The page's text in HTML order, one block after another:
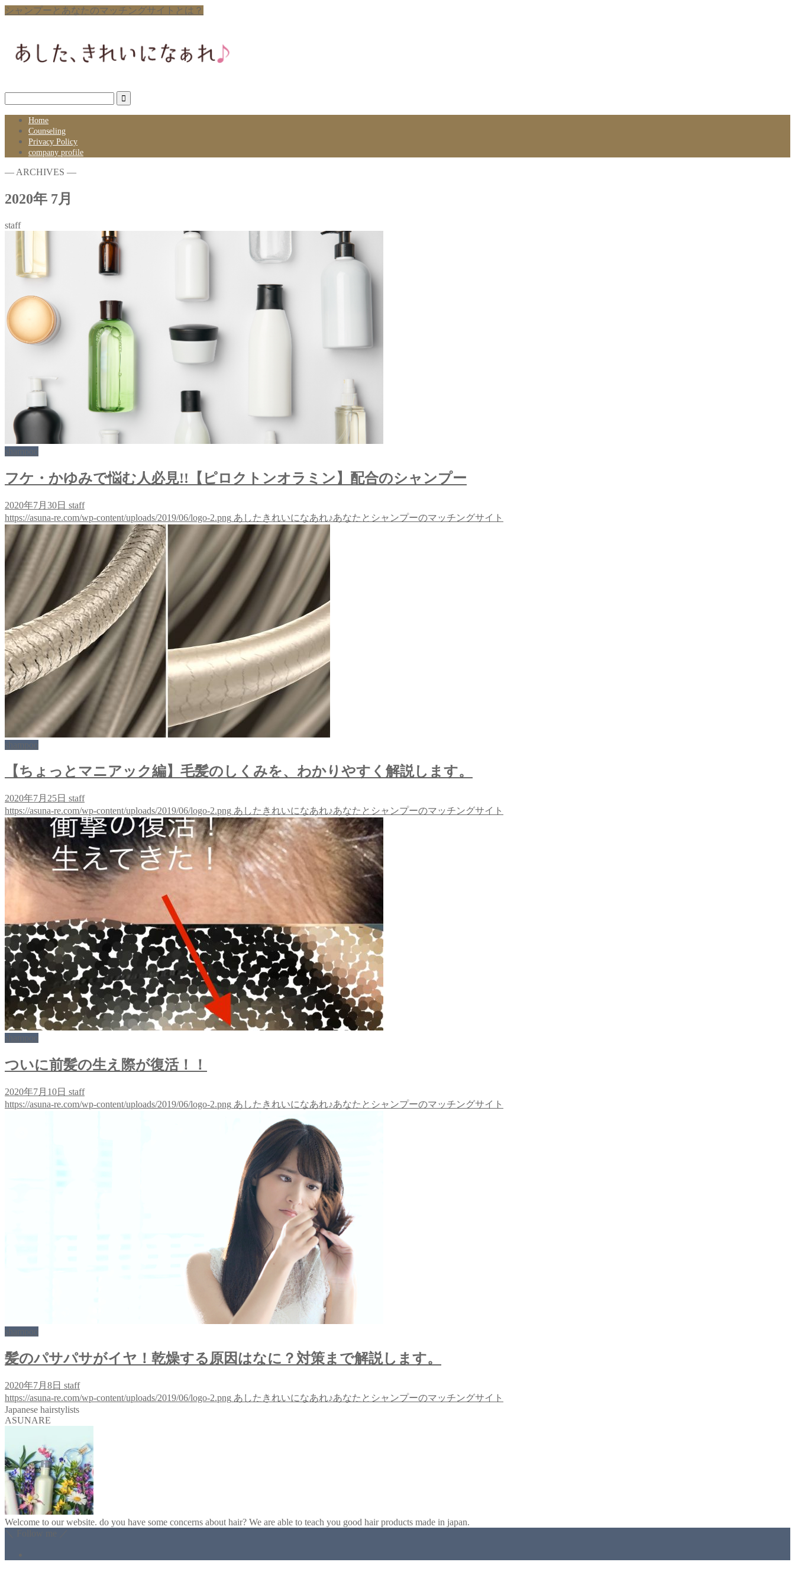
シャンプーとあなたのマッチングサイトとは？
Home
Counseling
Privacy Policy
company profile
― ARCHIVES ―
2020年 7月
staff
フケ・かゆみで悩む人必見!!【ピロクトンオラミン】配合のシャンプー
2020年7月30日 staff
https://asuna-re.com/wp-content/uploads/2019/06/logo-2.png あしたきれいになあれ♪あなたとシャンプーのマッチングサイト
【ちょっとマニアック編】毛髪のしくみを、わかりやすく解説します。
2020年7月25日 staff
https://asuna-re.com/wp-content/uploads/2019/06/logo-2.png あしたきれいになあれ♪あなたとシャンプーのマッチングサイト
ついに前髪の生え際が復活！！
2020年7月10日 staff
https://asuna-re.com/wp-content/uploads/2019/06/logo-2.png あしたきれいになあれ♪あなたとシャンプーのマッチングサイト
髪のパサパサがイヤ！乾燥する原因はなに？対策まで解説します。
2020年7月8日 staff
https://asuna-re.com/wp-content/uploads/2019/06/logo-2.png あしたきれいになあれ♪あなたとシャンプーのマッチングサイト
Japanese hairstylists
ASUNARE
Welcome to our website. do you have some concerns about hair? We are able to teach you good hair products made in japan.